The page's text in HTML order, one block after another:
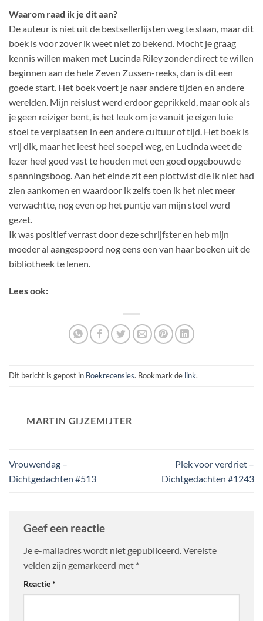
Waarom raad ik je dit aan?
De auteur is niet uit de bestsellerlijsten weg te slaan, maar dit
boek is voor zover ik weet niet zo bekend. Mocht je graag
kennis willen maken met Lucinda Riley zonder direct te willen
beginnen aan de hele Zeven Zussen-reeks, dan is dit een
goede start. Het boek voert je naar andere tijden en andere
werelden. Mijn reislust werd erdoor geprikkeld, maar ook als
je geen reiziger bent, is het leuk om je vanuit je eigen luie
stoel te verplaatsen in een andere cultuur of tijd. Het boek is
vrij dik, maar het leest heel soepel weg, en Lucinda weet de
lezer heel goed vast te houden met een goed opgebouwde
spanningsboog. Aan het einde zit een plottwist die ik niet had
zien aankomen en waardoor ik zelfs toen ik het niet meer
verwachtte, nog even op het puntje van mijn stoel werd
gezet.
Ik was positief verrast door deze schrijfster en heb mijn
moeder al aangespoord nog eens een van haar boeken uit de
bibliotheek te lenen.
Lees ook:
Dit bericht is gepost in Boekrecensies. Bookmark de link.
MARTIN GIJZEMIJTER
Vrouwendag –
Dichtgedachten #513
Plek voor verdriet –
Dichtgedachten #1243
Geef een reactie
Je e-mailadres wordt niet gepubliceerd.Vereiste
velden zijn gemarkeerd met *
Reactie*